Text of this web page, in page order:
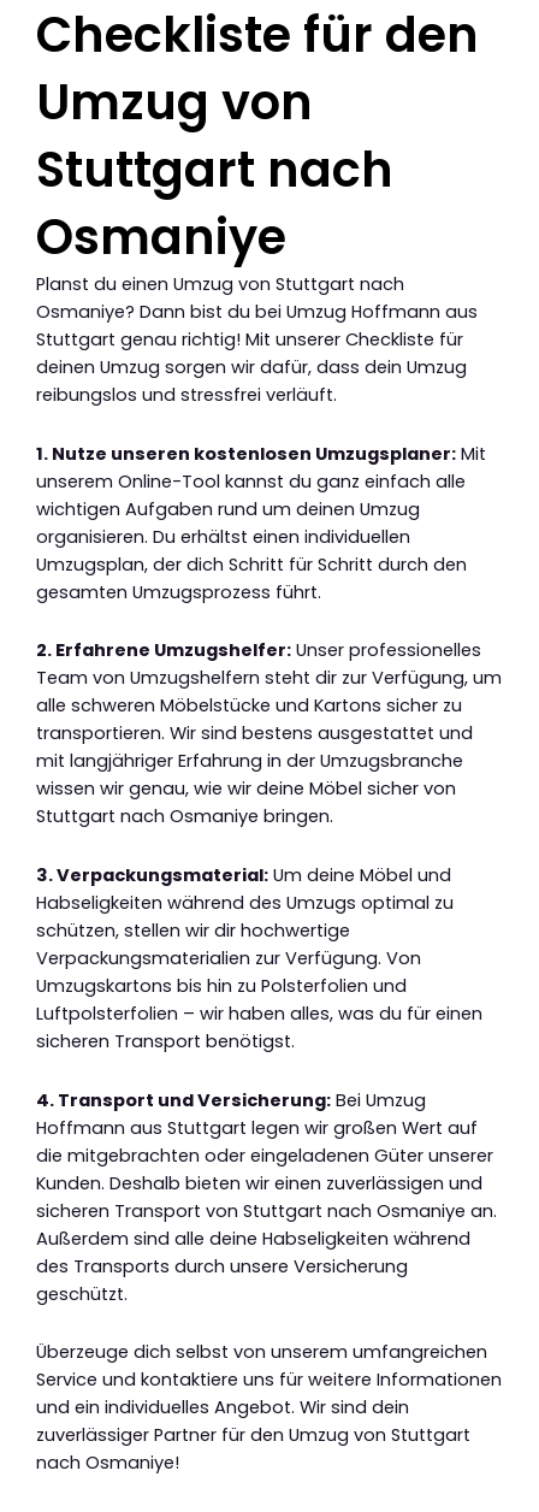
Checkliste für den
Umzug von
Stuttgart nach
Osmaniye
Planst du einen Umzug von Stuttgart nach
Osmaniye? Dann bist du bei Umzug Hoffmann aus
Stuttgart genau richtig! Mit unserer Checkliste für
deinen Umzug sorgen wir dafür, dass dein Umzug
reibungslos und stressfrei verläuft.
1. Nutze unseren kostenlosen Umzugsplaner: Mit
unserem Online-Tool kannst du ganz einfach alle
wichtigen Aufgaben rund um deinen Umzug
organisieren. Du erhältst einen individuellen
Umzugsplan, der dich Schritt für Schritt durch den
gesamten Umzugsprozess führt.
2. Erfahrene Umzugshelfer: Unser professionelles
Team von Umzugshelfern steht dir zur Verfügung, um
alle schweren Möbelstücke und Kartons sicher zu
transportieren. Wir sind bestens ausgestattet und
mit langjähriger Erfahrung in der Umzugsbranche
wissen wir genau, wie wir deine Möbel sicher von
Stuttgart nach Osmaniye bringen.
3. Verpackungsmaterial: Um deine Möbel und
Habseligkeiten während des Umzugs optimal zu
schützen, stellen wir dir hochwertige
Verpackungsmaterialien zur Verfügung. Von
Umzugskartons bis hin zu Polsterfolien und
Luftpolsterfolien – wir haben alles, was du für einen
sicheren Transport benötigst.
4. Transport und Versicherung: Bei Umzug
Hoffmann aus Stuttgart legen wir großen Wert auf
die mitgebrachten oder eingeladenen Güter unserer
Kunden. Deshalb bieten wir einen zuverlässigen und
sicheren Transport von Stuttgart nach Osmaniye an.
Außerdem sind alle deine Habseligkeiten während
des Transports durch unsere Versicherung
geschützt.
Überzeuge dich selbst von unserem umfangreichen
Service und kontaktiere uns für weitere Informationen
und ein individuelles Angebot. Wir sind dein
zuverlässiger Partner für den Umzug von Stuttgart
nach Osmaniye!